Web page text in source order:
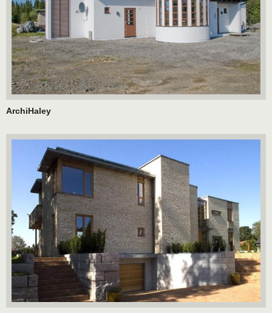
ArchiHaley